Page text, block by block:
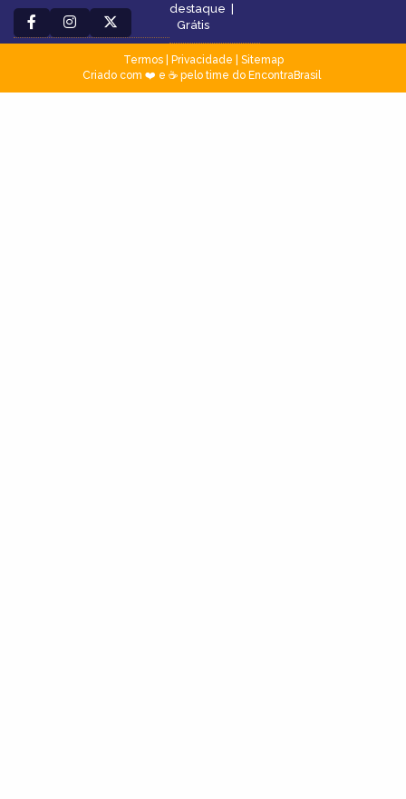
destaque
Grátis
Termos| Privacidade
Sitemap
Criado com ❤️ e ☕ pelo time do EncontraBrasil